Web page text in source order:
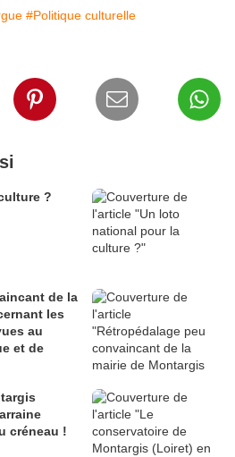
#Politique culturelle
?
de la
les
au
et de
créneau !